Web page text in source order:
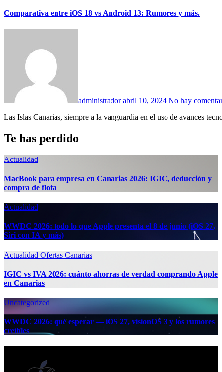
Comparativa entre iOS 18 vs Android 13: Rumores y más.
administradorabril 10, 2024 No hay
Las Islas Canarias, siempre a la vanguardia en el uso de avances
Te has perdido
Actualidad
MacBook para empresa en Canarias 2026: IGIC, deducción y
compra de flota
Actualidad
WWDC 2026: todo lo que Apple presenta el 8 de junio (iOS 27,
Siri con IA y más)
Actualidad Ofertas Canarias
IGIC vs IVA 2026: cuánto ahorras de verdad comprando Apple
en Canarias
Uncategorized
WWDC 2026: qué esperar — iOS 27, visionOS 3 y los rumores
creíbles